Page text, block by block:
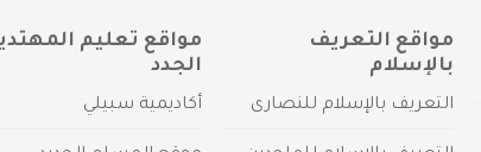
مواقع التعريف
بالإسلام
التعريف بالإسلام للنصارى
مواقع تعليم
الجدد
أكاديمية سبيلي